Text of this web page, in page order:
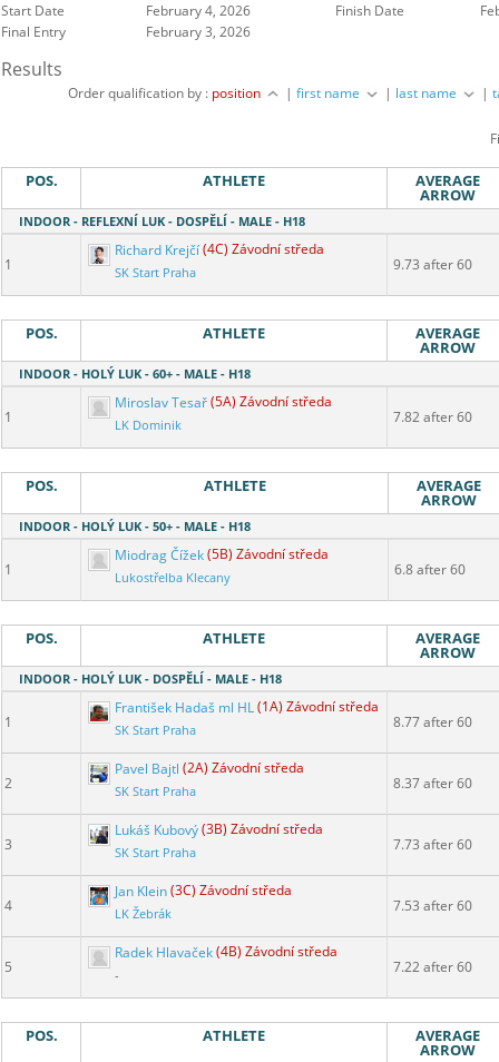
Start Date February 4, 2026 Finish Date
Final Entry
February 3, 2026
Results
Order qualification by : position |first name | last name |
POS. ATHLETE AVERAGE
ARROW
INDOOR - REFLEXNÍ LUK - DOSPĚLÍ - MALE - H18
1
Richard Krejčí(4C) Závodní středa
SK Start Praha 9.73 after 60
POS. ATHLETE AVERAGE
ARROW
INDOOR - HOLÝ LUK - 60+ - MALE - H18
1
Miroslav Tesař(5A) Závodní středa
LK Dominik 7.82 after 60
POS. ATHLETE AVERAGE
ARROW
INDOOR - HOLÝ LUK - 50+ - MALE - H18
1
Miodrag Čížek(5B) Závodní středa
Lukostřelba Klecany 6.8 after 60
POS. ATHLETE AVERAGE
ARROW
INDOOR - HOLÝ LUK - DOSPĚLÍ - MALE - H18
1
František Hadaš ml HL(1A) Závodní středa
SK Start Praha 8.77 after 60
2
Pavel Bajtl (2A) Závodní středa
SK Start Praha 8.37 after 60
3
Lukáš Kubový(3B) Závodní středa
SK Start Praha 7.73 after 60
4
Jan Klein(3C) Závodní středa
LK Žebrák 7.53 after 60
5
Radek Hlavaček(4B) Závodní středa
- 7.22 after 60
POS. ATHLETE AVERAGE
ARROW